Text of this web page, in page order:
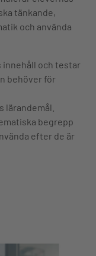
tänkande,
och använda
innehåll och testar
behöver för
lärandemål.
begrepp
efter de är